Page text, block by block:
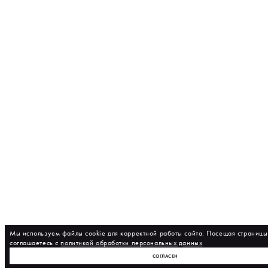
Мы используем файлы cookie для корректной работы сайта. Посещая
соглашаетесь сполитикой обработки персональных данных
СОГЛАСЕН